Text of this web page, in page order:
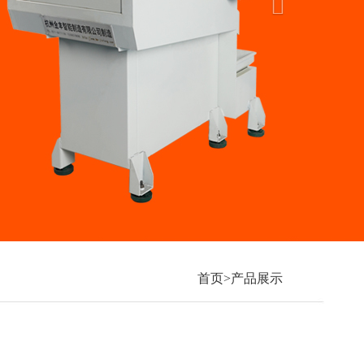
首页>产品展示